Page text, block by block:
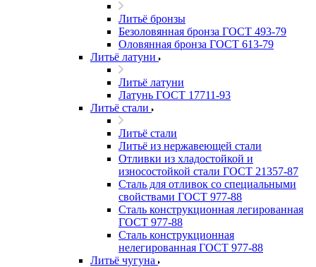
Литьё бронзы
Безоловянная бронза ГОСТ 493-79
Оловянная бронза ГОСТ 613-79
Литьё латуни
Литьё латуни
Латунь ГОСТ 17711-93
Литьё стали
Литьё стали
Литьё из нержавеющей стали
Отливки из хладостойкой и
износостойкой стали ГОСТ 21357-87
Сталь для отливок со специальными
свойствами ГОСТ 977-88
Сталь конструкционная легированная
ГОСТ 977-88
Сталь конструкционная
нелегированная ГОСТ 977-88
Литьё чугуна